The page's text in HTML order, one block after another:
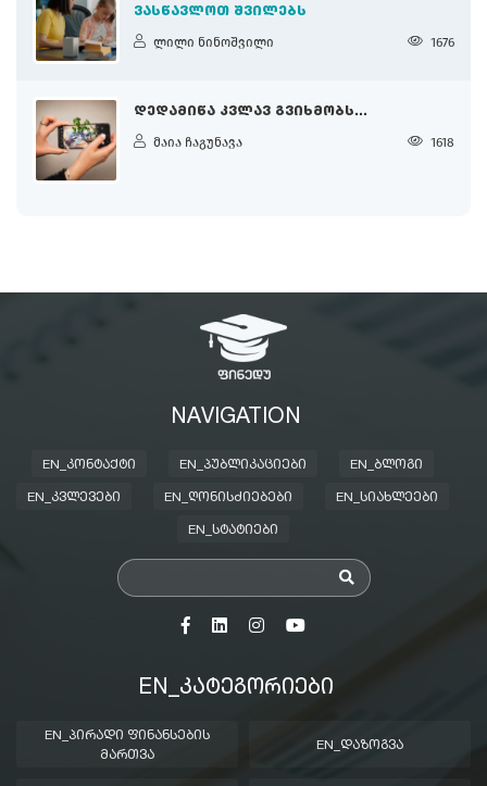
ᲕᲐᲡᲬᲐᲕᲚᲝᲗ ᲨᲕᲘᲚᲔᲑᲡ
ლილი ნინოშვილი 1676
ᲓᲔᲓᲐᲛᲘᲬᲐ ᲙᲕᲚᲐᲕ ᲒᲕᲘᲮᲛᲝᲑᲡ...
მაია ჩაგუნავა 1618
NAVIGATION
EN_ᲙᲝᲜᲢᲐᲥᲢᲘ EN_ᲞᲣᲑᲚᲘᲙᲐᲪᲘᲔᲑᲘ EN_ᲑᲚᲝᲒᲘ
EN_ᲙᲕᲚᲔᲕᲔᲑᲘ EN_ᲦᲝᲜᲘᲡᲫᲘᲔᲑᲔᲑᲘ EN_ᲡᲘᲐᲮᲚᲔᲔᲑᲘ
EN_ᲡᲢᲐᲢᲘᲔᲑᲘ
EN_ᲙᲐᲢᲔᲒᲝᲠᲘᲔᲑᲘ
EN_ᲞᲘᲠᲐᲓᲘ ᲤᲘᲜᲐᲜᲡᲔᲑᲘᲡ
ᲛᲐᲠᲗᲕᲐ
EN_ᲓᲐᲖᲝᲒᲕᲐ